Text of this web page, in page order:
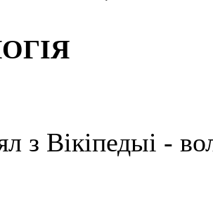
з Вікіпедыі -